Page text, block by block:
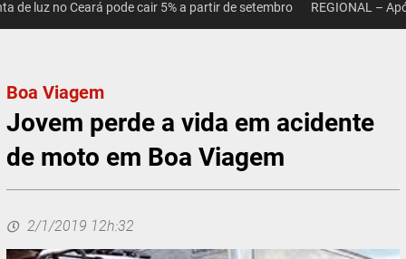
de luz no Ceará pode cair 5% a partir de setembro REGIONAL –
Boa Viagem
Jovem perde a vida em acidente
de moto em Boa Viagem
2/1/2019 12h:32